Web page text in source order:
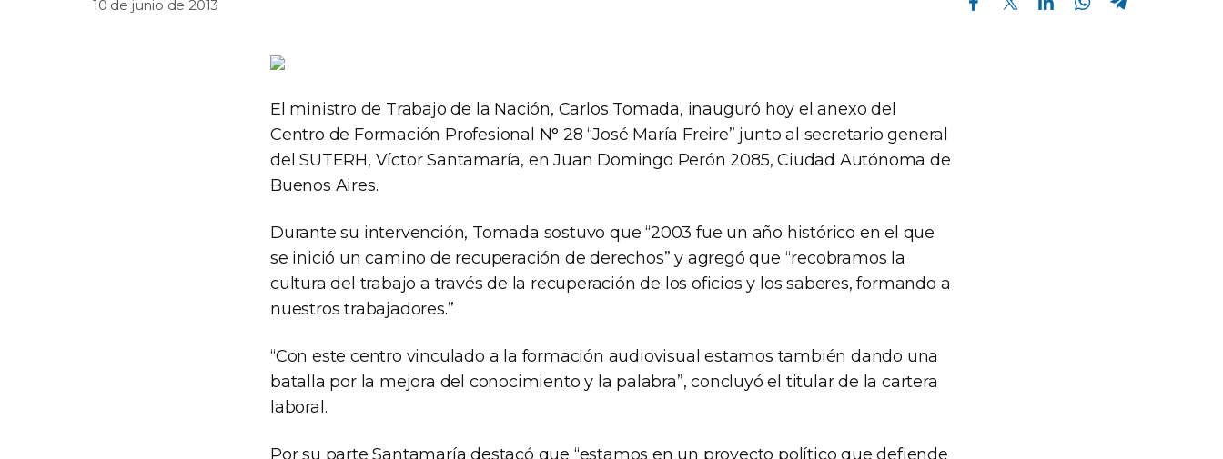
10 de junio de 2013
El ministro de Trabajo de la Nación, Carlos Tomada, inauguró hoy el anexo del
Centro de Formación Profesional N° 28 “José María Freire” junto al secretario general
del SUTERH, Víctor Santamaría, en Juan Domingo Perón 2085, Ciudad Autónoma de
Buenos Aires.
Durante su intervención, Tomada sostuvo que “2003 fue un año histórico en el que
se inició un camino de recuperación de derechos” y agregó que “recobramos la
cultura del trabajo a través de la recuperación de los oficios y los saberes, formando a
nuestros trabajadores.”
“Con este centro vinculado a la formación audiovisual estamos también dando una
batalla por la mejora del conocimiento y la palabra”, concluyó el titular de la cartera
laboral.
Por su parte Santamaría destacó que “estamos en un proyecto político que defiende